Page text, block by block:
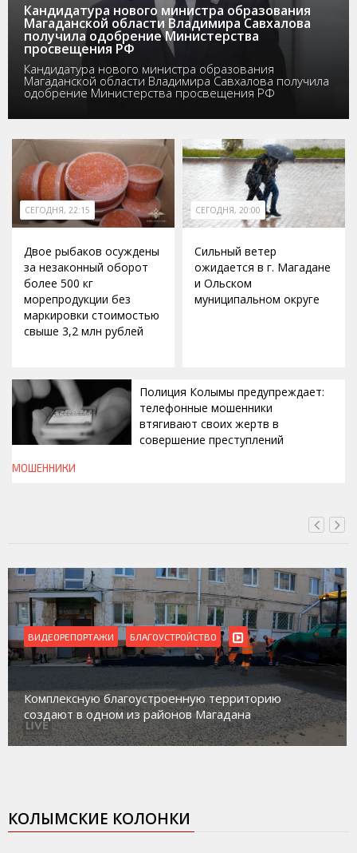
Кандидатура нового министра образования
Магаданской области Владимира Савхалова
получила одобрение Министерства
просвещения РФ
Кандидатура нового министра образования
Магаданской области Владимира Савхалова получила
одобрение Министерства просвещения РФ
СЕГОДНЯ, 22:15
Двое рыбаков осуждены
за незаконный оборот
более 500 кг
морепродукции без
маркировки стоимостью
свыше 3,2 млн рублей
СЕГОДНЯ, 20:00
Сильный ветер
ожидается в г. Магадане
и Ольском
муниципальном округе
СЕГОДНЯ, 19:00
Полиция Колымы предупреждает:
телефонные мошенники
втягивают своих жертв в
совершение преступлений
МОШЕННИКИ
БЛАГОУСТРОЙСТВО
благоустроенную территорию
из районов Магадана
Магадан
работе с
социального
КОЛЫМСКИЕ КОЛОНКИ